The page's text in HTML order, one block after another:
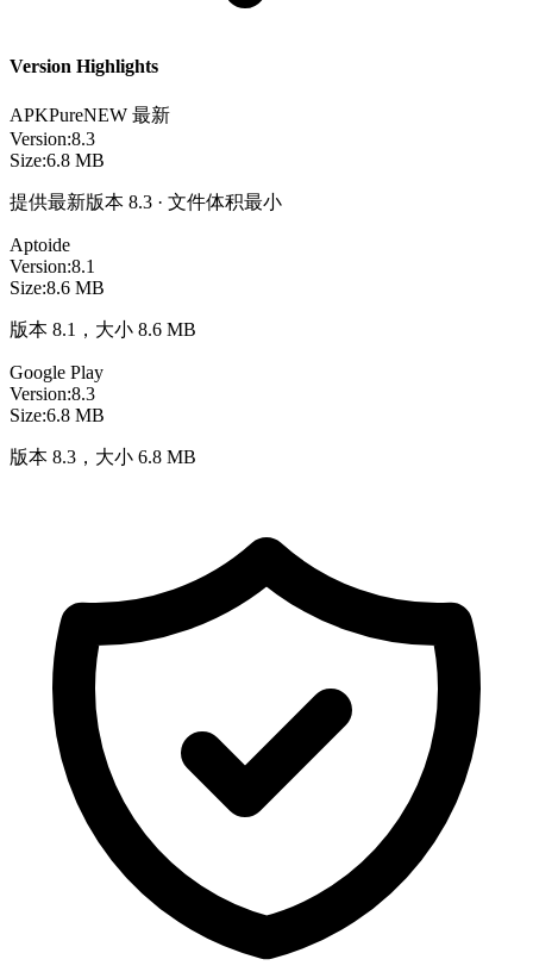
Version Highlights
APKPureNEW 最新
Version:8.3
Size:6.8 MB
提供最新版本 8.3 · 文件体积最小
Aptoide
Version:8.1
Size:8.6 MB
版本 8.1，大小 8.6 MB
Google Play
Version:8.3
Size:6.8 MB
版本 8.3，大小 6.8 MB